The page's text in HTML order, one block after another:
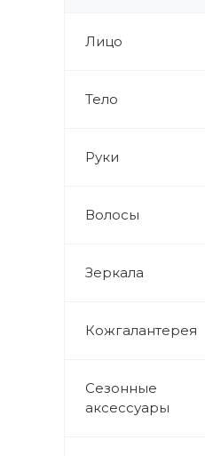
Лицо
Тело
Руки
Волосы
Зеркала
Кожгалантерея
Сезонные
аксессуары